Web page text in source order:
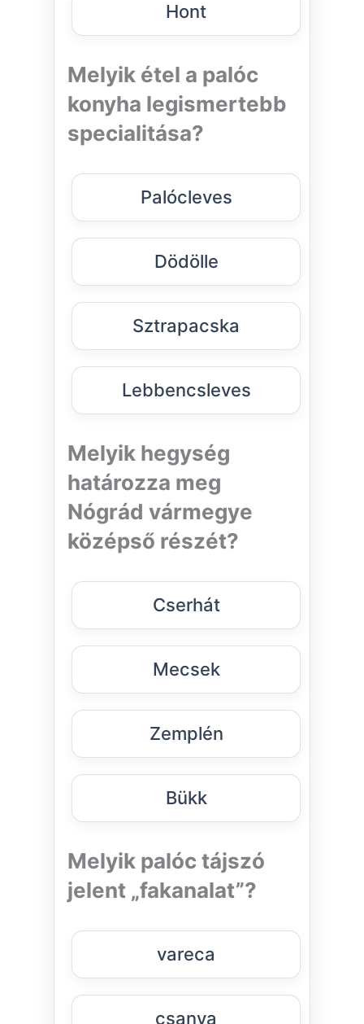
Hont
Melyik étel a palóc
konyha legismertebb
specialitása?
Palócleves
Dödölle
Sztrapacska
Lebbencsleves
Melyik hegység
határozza meg
Nógrád vármegye
középső részét?
Cserhát
Mecsek
Zemplén
Bükk
Melyik palóc tájszó
jelent „fakanalat”?
vareca
csanya